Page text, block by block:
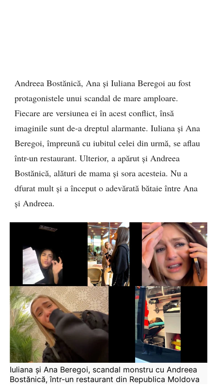
Andreea Bostănică, Ana și Iuliana Beregoi au fost
protagonistele unui scandal de mare amploare.
Fiecare are versiunea ei în acest conflict, însă
imaginile sunt de-a dreptul alarmante. Iuliana și Ana
Beregoi, împreună cu iubitul celei din urmă, se aflau
într-un restaurant. Ulterior, a apărut și Andreea
Bostănică, alături de mama și sora acesteia. Nu a
dfurat mult și a început o adevărată bătaie între Ana
și Andreea.
Iuliana și Ana Beregoi, scandal monstru cu Andreea
Bostănică, într-un restaurant din Republica Moldova